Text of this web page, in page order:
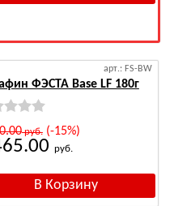
арт.: FS-BW
ФЭСТА Base LF 180г
руб.(-15%)
руб.